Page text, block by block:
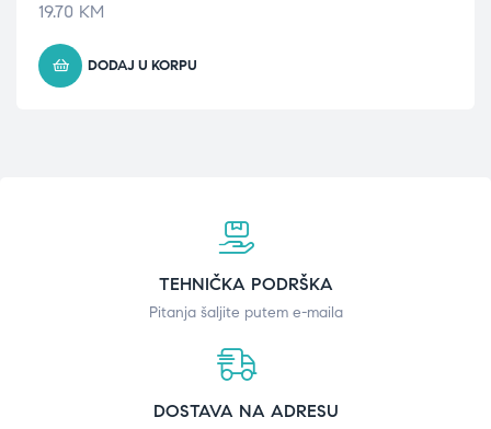
19.70 KM
DODAJ U KORPU
TEHNIČKA PODRŠKA
Pitanja šaljite putem e-maila
DOSTAVA NA ADRESU